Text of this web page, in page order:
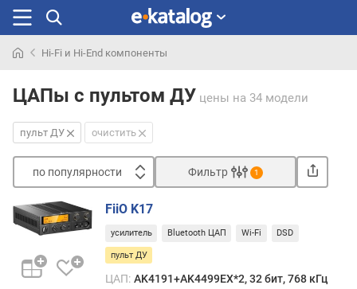
раньше
Hi-Fi и Hi-End компоненты
ЦАПы с пультом ДУ цены на 34 модели
пульт ДУ очистить
по популярности
п
о
п
о
Фильтр 1
FiiO K17
усилитель Bluetooth ЦАП Wi-Fi DSD
пульт ДУ
ЦАП: AK4191+AK4499EX*2, 32 бит, 768 кГц